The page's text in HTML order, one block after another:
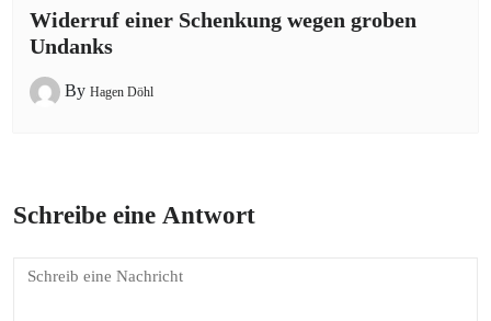
Widerruf einer Schenkung wegen groben
Undanks
By Hagen Döhl
Schreibe eine Antwort